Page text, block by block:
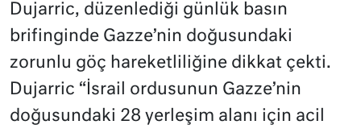
Dujarric, düzenlediği günlük basın
brifinginde Gazze’nin doğusundaki
zorunlu göç hareketliliğine dikkat çekti.
Dujarric “İsrail ordusunun Gazze’nin
doğusundaki 28 yerleşim alanı için acil